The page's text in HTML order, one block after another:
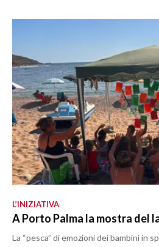
L’INIZIATIVA
A Porto Palma la mostra del
La “pesca” di emozioni dei bambini in